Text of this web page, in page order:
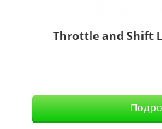
Throttle and Shift